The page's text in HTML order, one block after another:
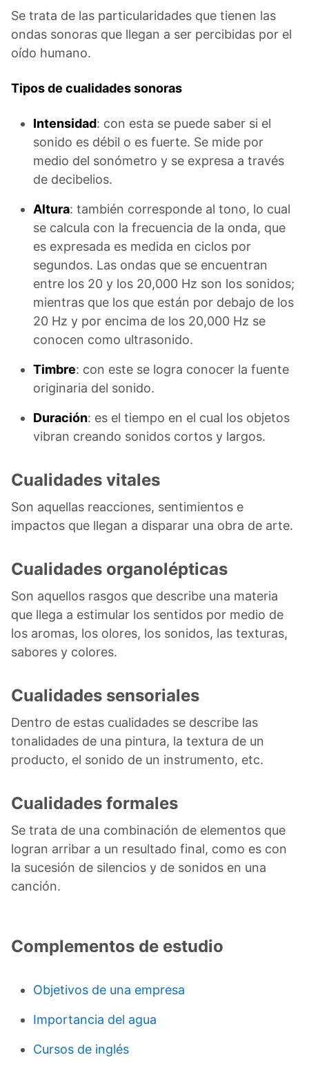
Se trata de las particularidades que tienen las
ondas sonoras que llegan a ser percibidas por el
oído humano.
Tipos de cualidades sonoras
Intensidad: con esta se puede saber si el
sonido es débil o es fuerte. Se mide por
medio del sonómetro y se expresa a través
de decibelios.
Altura: también corresponde al tono, lo cual
se calcula con la frecuencia de la onda, que
es expresada es medida en ciclos por
segundos. Las ondas que se encuentran
entre los 20 y los 20,000 Hz son los sonidos;
mientras que los que están por debajo de los
20 Hz y por encima de los 20,000 Hz se
conocen como ultrasonido.
Timbre: con este se logra conocer la fuente
originaria del sonido.
Duración: es el tiempo en el cual los objetos
vibran creando sonidos cortos y largos.
Cualidades vitales
Son aquellas reacciones, sentimientos e
impactos que llegan a disparar una obra de arte.
Cualidades organolépticas
Son aquellos rasgos que describe una materia
que llega a estimular los sentidos por medio de
los aromas, los olores, los sonidos, las texturas,
sabores y colores.
Cualidades sensoriales
Dentro de estas cualidades se describe las
tonalidades de una pintura, la textura de un
producto, el sonido de un instrumento, etc.
Cualidades formales
Se trata de una combinación de elementos que
logran arribar a un resultado final, como es con
la sucesión de silencios y de sonidos en una
canción.
Complementos de estudio
Objetivos de una empresa
Importancia del agua
Cursos de inglés